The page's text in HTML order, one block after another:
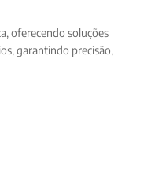
oferecendo soluções
garantindo precisão,